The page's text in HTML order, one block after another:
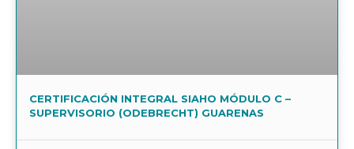
CERTIFICACIÓN INTEGRAL SIAHO MÓDULO C –
SUPERVISORIO (ODEBRECHT) GUARENAS